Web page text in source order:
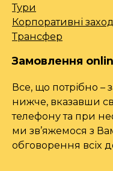
Тури
Корпоративні
Трансфер
Замовлення
Все, що потрібно –
нижче, вказавши
телефону та при
ми зв’яжемося з
обговорення всіх